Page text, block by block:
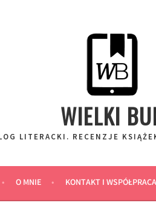
WIELKI
LITERACKI. RECENZJE
O MNIE KONTAKT I WSPÓŁPRACA